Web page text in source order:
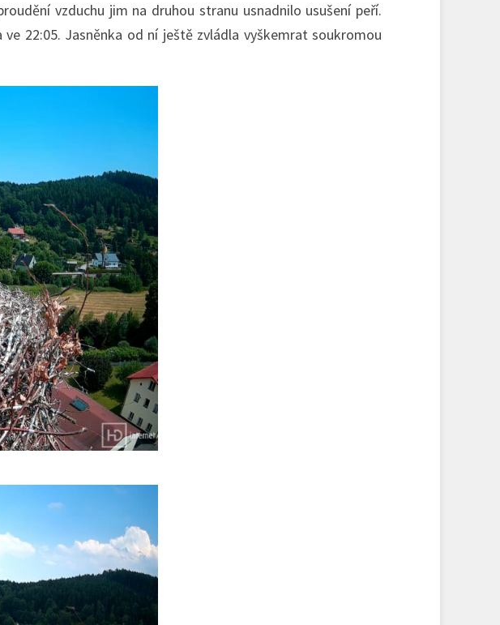
vzduchu jim na druhou stranu usnadnilo usušení peří.
22:05. Jasněnka od ní ještě zvládla vyškemrat soukromou